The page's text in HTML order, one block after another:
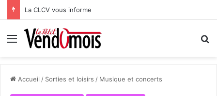
La CLCV vous informe
Menu
Accueil / Sorties et loisirs / Musique et concerts